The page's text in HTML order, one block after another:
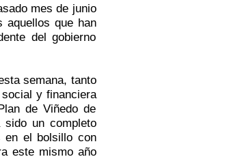
mes de junio
aquellos que han
del gobierno
semana, tanto
y financiera
de Viñedo de
sido un completo
en el bolsillo con
este mismo año